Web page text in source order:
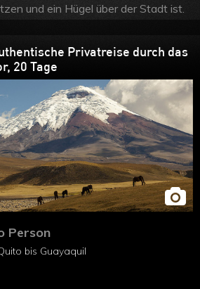
und ein Hügel über der Stadt ist.
es in den Dschungel - genauer
sagenumwobenen "Goldland"
im Delta des Flusses nicht zurecht
Besuchern auch heute noch
ist hier grösstenteils unberührt.
beinhalten aber auch Fahrten mit
ins Reich der grössten und
zum Kondor und zum Anden-
sich Rundreisen optimal mit einer
Fragen Sie unsere
wir helfen Ihnen gernen
Privatreise durch das
20 Tage
Person
bis Guayaquil